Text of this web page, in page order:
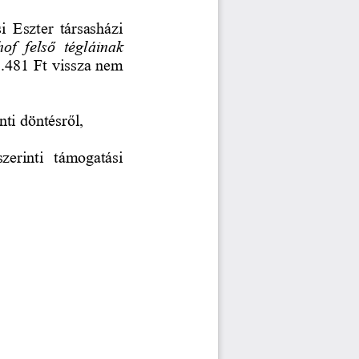
Eszter  társasházi
felső  tégláinak
Ft vissza nem
döntésről,
támogatási